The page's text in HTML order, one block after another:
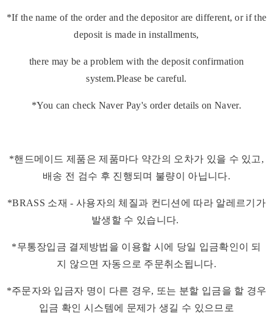
*If the name of the order and the depositor are different, or if the
deposit is made in installments,
there may be a problem with the deposit confirmation
system.Please be careful.
*You can check Naver Pay's order details on Naver.
*핸드메이드 제품은 제품마다 약간의 오차가 있을 수 있고,
배송 전 검수 후 진행되며 불량이 아닙니다.
*BRASS 소재 - 사용자의 체질과 컨디션에 따라 알레르기가
발생할 수 있습니다.
*무통장입금 결제방법을 이용할 시에 당일 입금확인이 되
지 않으면 자동으로 주문취소됩니다.
*주문자와 입금자 명이 다른 경우, 또는 분할 입금을 할 경우
입금 확인 시스템에 문제가 생길 수 있으므로